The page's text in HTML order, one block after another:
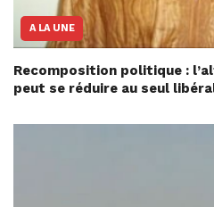
A LA UNE
Recomposition politique :
peut se réduire au seul